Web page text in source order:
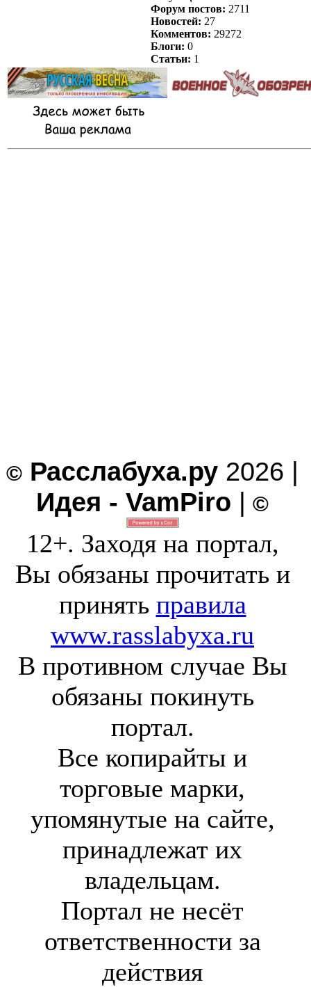
Форум постов: 2711
Новостей: 27
Комментов: 29272
Блоги: 0
Статьи: 1
© Расслабуха.ру 2026 |
Идея - VamPiro | ©
12+. Заходя на портал,
Вы обязаны прочитать и
принять правила
www.rasslabyxa.ru
В противном случае Вы
обязаны покинуть
портал.
Все копирайты и
торговые марки,
упомянутые на сайте,
принадлежат их
владельцам.
Портал не несёт
ответственности за
действия